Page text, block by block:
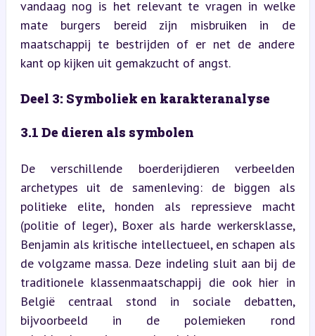
vandaag nog is het relevant te vragen in welke
mate burgers bereid zijn misbruiken in de
maatschappij te bestrijden of er net de andere
kant op kijken uit gemakzucht of angst.
Deel 3: Symboliek en karakteranalyse
3.1 De dieren als symbolen
De verschillende boerderijdieren verbeelden
archetypes uit de samenleving: de biggen als
politieke elite, honden als repressieve macht
(politie of leger), Boxer als harde werkersklasse,
Benjamin als kritische intellectueel, en schapen als
de volgzame massa. Deze indeling sluit aan bij de
traditionele klassenmaatschappij die ook hier in
België centraal stond in sociale debatten,
bijvoorbeeld in de polemieken rond